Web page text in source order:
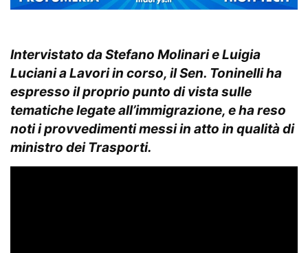
Intervistato da Stefano Molinari e Luigia
Luciani a Lavori in corso, il Sen. Toninelli ha
espresso il proprio punto di vista sulle
tematiche legate all’immigrazione, e ha reso
noti i provvedimenti messi in atto in qualità di
ministro dei Trasporti.